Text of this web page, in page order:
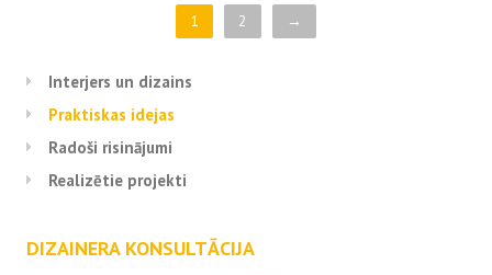
Interjers un dizains
Praktiskas idejas
Radoši risinājumi
Realizētie projekti
DIZAINERA KONSULTĀCIJA
1 2 →